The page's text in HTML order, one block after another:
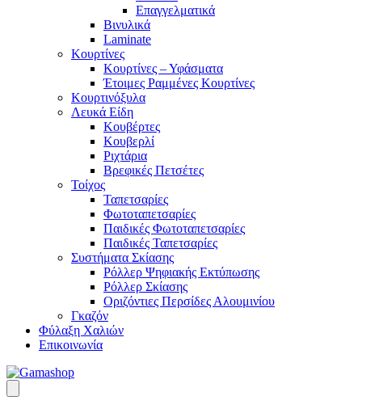
Επαγγελματικά
Βινυλικά
Laminate
Κουρτίνες
Κουρτίνες – Υφάσματα
Έτοιμες Ραμμένες Κουρτίνες
Κουρτινόξυλα
Λευκά Είδη
Κουβέρτες
Κουβερλί
Ριχτάρια
Βρεφικές Πετσέτες
Τοίχος
Ταπετσαρίες
Φωτοταπετσαρίες
Παιδικές Φωτοταπετσαρίες
Παιδικές Ταπετσαρίες
Συστήματα Σκίασης
Ρόλλερ Ψηφιακής Εκτύπωσης
Ρόλλερ Σκίασης
Οριζόντιες Περσίδες Αλουμινίου
Γκαζόν
Φύλαξη Χαλιών
Επικοινωνία